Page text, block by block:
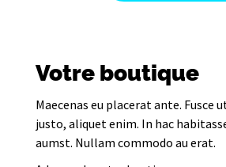
Votre boutique
Maecenas eu placerat ante. Fusce
justo, aliquet enim. In hac
aumst. Nullam commodo au erat.